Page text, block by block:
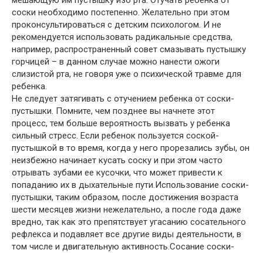
соски необходимо постепенно. Желательно при этом
проконсультироваться с детским психологом. И не
рекомендуется использовать радикальные средства,
например, распространенный совет смазывать пустышку
горчицей – в данном случае можно нанести ожоги
слизистой рта, не говоря уже о психической травме для
ребенка.
Не следует затягивать с отучением ребенка от соски-
пустышки. Помните, чем позднее вы начнете этот
процесс, тем больше вероятность вызвать у ребенка
сильный стресс. Если ребенок пользуется соской-
пустышкой в то время, когда у него прорезались зубы, он
неизбежно начинает кусать соску и при этом часто
отрывать зубами ее кусочки, что может привести к
попаданию их в дыхательные пути.Использование соски-
пустышки, таким образом, после достижения возраста
шести месяцев жизни нежелательно, а после года даже
вредно, так как это препятствует угасанию сосательного
рефлекса и подавляет все другие виды деятельности, в
том числе и двигательную активность.Сосание соски-